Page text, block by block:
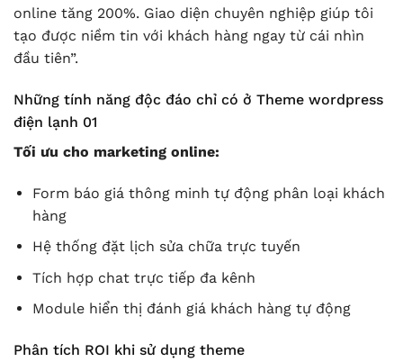
online tăng 200%. Giao diện chuyên nghiệp giúp tôi
tạo được niềm tin với khách hàng ngay từ cái nhìn
đầu tiên”.
Những tính năng độc đáo chỉ có ở Theme wordpress
điện lạnh 01
Tối ưu cho marketing online:
Form báo giá thông minh tự động phân loại khách
hàng
Hệ thống đặt lịch sửa chữa trực tuyến
Tích hợp chat trực tiếp đa kênh
Module hiển thị đánh giá khách hàng tự động
Phân tích ROI khi sử dụng theme